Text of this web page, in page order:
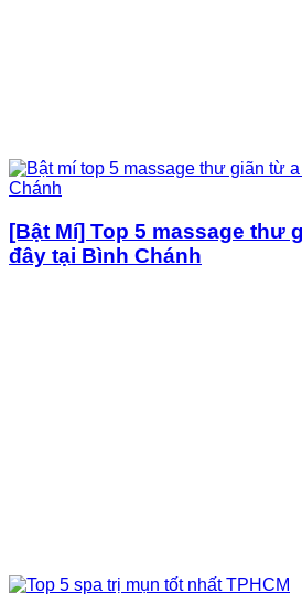
[Bật Mí] Top 5 massage thư
đây tại Bình Chánh